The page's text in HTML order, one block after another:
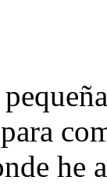
he